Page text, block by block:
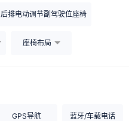
后排电动调节副驾驶位座椅
座椅布局
GPS导航 蓝牙/车载电话